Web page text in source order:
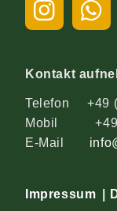
Kontakt
Telefon +49
Mobil +49
E-Mail
Impressum